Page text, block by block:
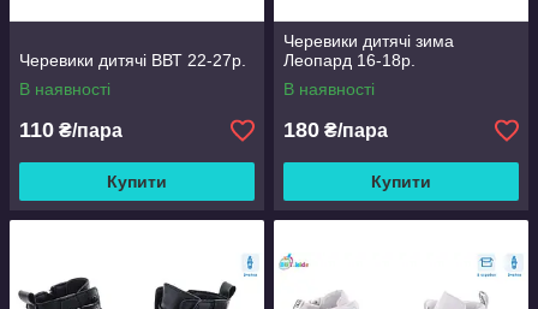
Черевики дитячі ВВТ 22-27р.
В наявності
110 ₴/пара
Купити
Черевики дитячі зима
Леопард 16-18р.
В наявності
180 ₴/пара
Купити